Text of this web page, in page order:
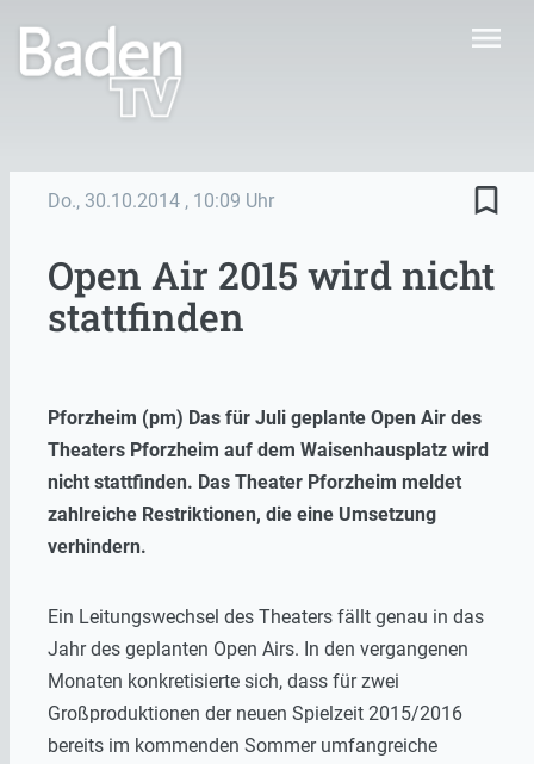
menu
Do., 30.10.2014 , 10:09 Uhr bookmark_border
Open Air 2015 wird nicht
stattfinden
Pforzheim (pm) Das für Juli geplante Open Air des
Theaters Pforzheim auf dem Waisenhausplatz wird
nicht stattfinden. Das Theater Pforzheim meldet
zahlreiche Restriktionen, die eine Umsetzung
verhindern.
Ein Leitungswechsel des Theaters fällt genau in das
Jahr des geplanten Open Airs. In den vergangenen
Monaten konkretisierte sich, dass für zwei
Großproduktionen der neuen Spielzeit 2015/2016
bereits im kommenden Sommer umfangreiche